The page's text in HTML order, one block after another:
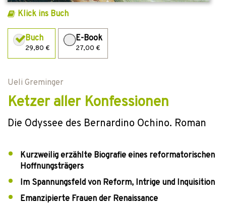
Klick ins Buch
Buch
29,80 €
E-Book
27,00 €
Ueli Greminger
Ketzer aller Konfessionen
Die Odyssee des Bernardino Ochino. Roman
Kurzweilig erzählte Biografie eines reformatorischen
Hoffnungsträgers
Im Spannungsfeld von Reform, Intrige und Inquisition
Emanzipierte Frauen der Renaissance